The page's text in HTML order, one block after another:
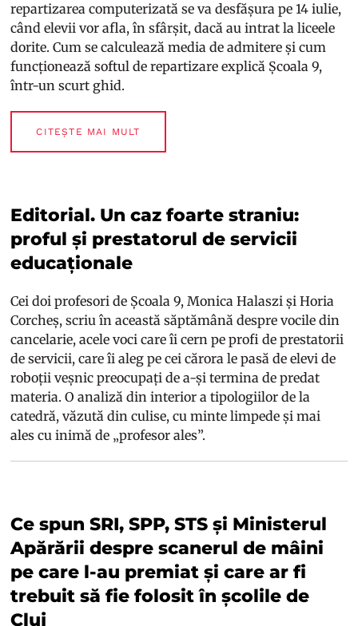
repartizarea computerizată se va desfășura pe 14 iulie,
când elevii vor afla, în sfârșit, dacă au intrat la liceele
dorite. Cum se calculează media de admitere și cum
funcționează softul de repartizare explică Școala 9,
într-un scurt ghid.
CITEȘTE MAI MULT
Editorial. Un caz foarte straniu:
proful și prestatorul de servicii
educaționale
Cei doi profesori de Școala 9, Monica Halaszi și Horia
Corcheș, scriu în această săptămână despre vocile din
cancelarie, acele voci care îi cern pe profi de prestatorii
de servicii, care îi aleg pe cei cărora le pasă de elevi de
roboții veșnic preocupați de a-și termina de predat
materia. O analiză din interior a tipologiilor de la
catedră, văzută din culise, cu minte limpede și mai
ales cu inimă de „profesor ales”.
Ce spun SRI, SPP, STS și Ministerul
Apărării despre scanerul de mâini
pe care l-au premiat și care ar fi
trebuit să fie folosit în școlile de
Cluj